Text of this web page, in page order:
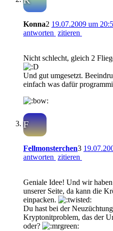
Konna2 19.07.2009 um
antworten zitieren
Nicht schlecht, gleich 2
Und gut umgesetzt.
einfach was dafür
F
Fellmonsterchen3
antworten zitieren
Geniale Idee! Und wir
unserer Seite, da kann die
einpacken.
Du hast bei der
Kryptonitproblem, das der
oder?